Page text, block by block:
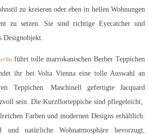
zu kreieren oder eben in hellen Wohnungen
zu setzen. Sie sind richtige Eyecatcher und
Designobjekt.
führt tolle marrokanischen Berber Teppichen
ihr bei Volta Vienna eine tolle Auswahl an
Teppichen. Maschinell gefertigte Jacquard
sein. Die Kurzflorteppiche sind pflegeleicht,
Farben und modernen Designs erhältlich.
und natürliche Wohnatmosphäre bevorzugt,